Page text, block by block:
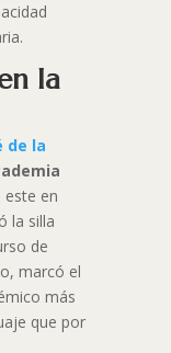
la
de la
este en
la silla
de
marcó el
más
que por